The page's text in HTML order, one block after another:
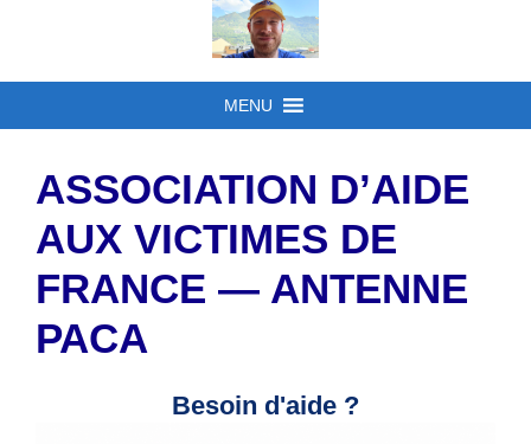
MENU
ASSOCIATION D’AIDE
AUX VICTIMES DE
FRANCE — ANTENNE
PACA
Besoin d'aide ?